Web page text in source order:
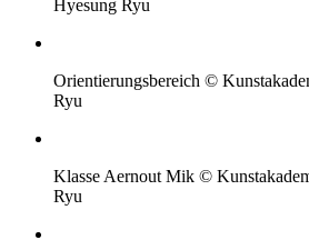
Hyesung Ryu
Orientierungsbereich ©
Ryu
Klasse Aernout Mik ©
Ryu